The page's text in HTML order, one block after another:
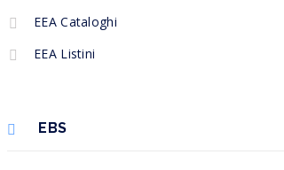
EEA Cataloghi
EEA Listini
EBS